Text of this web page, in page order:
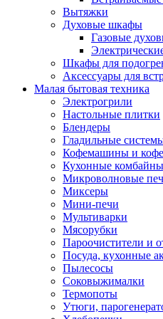
Вытяжки
Духовые шкафы
Газовые
Шкафы для
Аксессуары для
Малая бытовая техника
Электрогрили
Настольные плитки
Блендеры
Гладильные
Кофемашины и
Кухонные
Микроволновые
Миксеры
Мини-печи
Мультиварки
Мясорубки
Пароочистители и
Посуда, кухонные
Пылесосы
Соковыжималки
Термопоты
Утюги,